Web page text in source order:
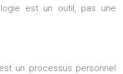
est un outil, pas une
un processus personnel